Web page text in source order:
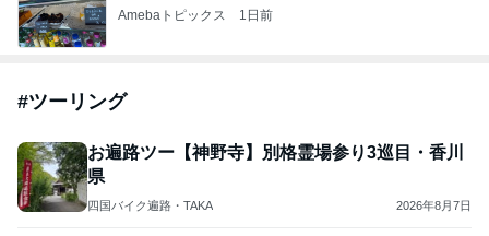
Amebaトピックス 1日前
#ツーリング
お遍路ツー【神野寺】別格霊場参り3巡目・香川
県
四国バイク遍路・TAKA 2026年8月7日